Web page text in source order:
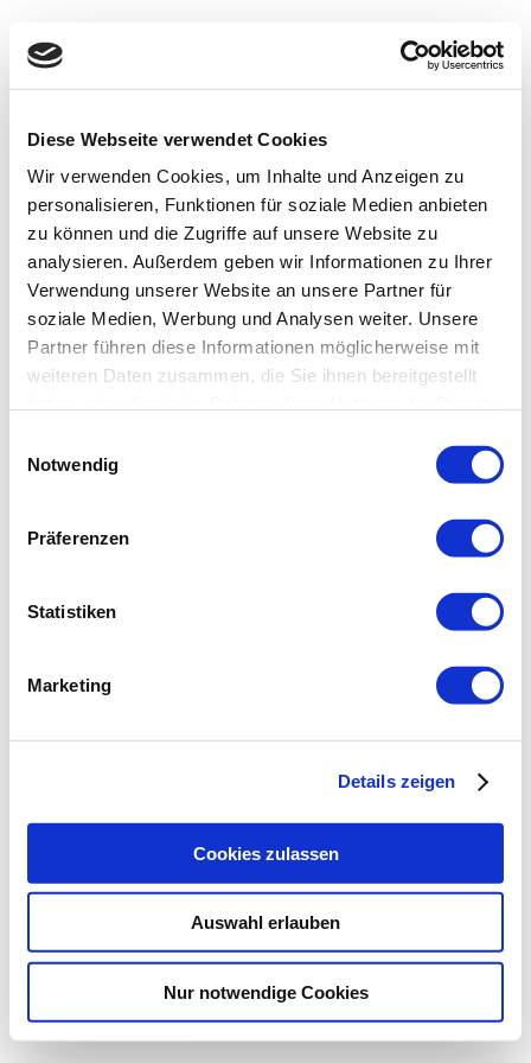
Diese Webseite verwendet Cookies
Wir verwenden Cookies, um Inhalte und Anzeigen zu
personalisieren, Funktionen für soziale Medien anbieten
zu können und die Zugriffe auf unsere Website zu
analysieren. Außerdem geben wir Informationen zu Ihrer
Verwendung unserer Website an unsere Partner für
soziale Medien, Werbung und Analysen weiter. Unsere
Partner führen diese Informationen möglicherweise mit
weiteren Daten zusammen, die Sie ihnen bereitgestellt
Notwendig
Präferenzen
Statistiken
Marketing
Details zeigen
Cookies zulassen
Auswahl erlauben
Nur notwendige Cookies